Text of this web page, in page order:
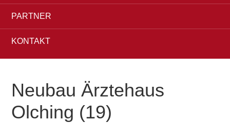
PARTNER
KONTAKT
Neubau Ärztehaus
Olching (19)